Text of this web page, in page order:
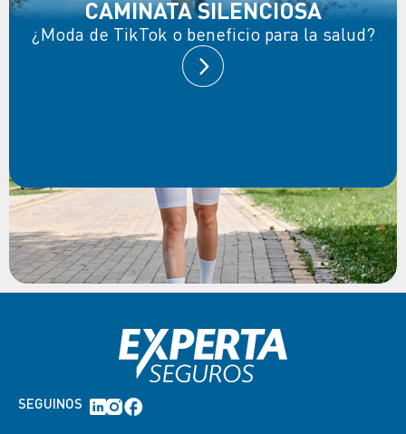
CAMINATA SILENCIOSA
¿Moda de TikTok o beneficio para la salud?
SEGUINOS